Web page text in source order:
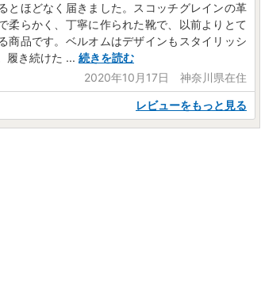
とほどなく届きました。スコッチグレインの革
柔らかく、丁寧に作られた靴で、以前よりとて
商品です。ベルオムはデザインもスタイリッシ
履き続けた ... 続きを読む
2020年10月17日 神奈川県在住
レビューをもっと見る